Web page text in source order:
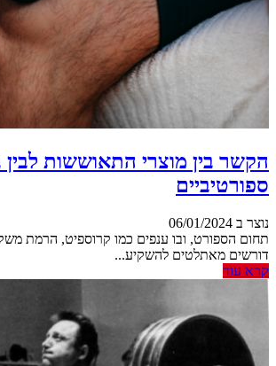
הקשר בין מוצרי התאוששות לבין
ספורטיביים
נוצר ב 06/01/2024
תחום הספורט, ובו ענפים כמו קרוספיט, הרמת
דורשים מאתלטים להשקיע...
קרא עוד